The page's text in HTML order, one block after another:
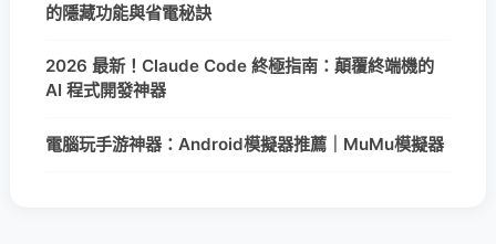
的隱藏功能與省電秘訣
2026 最新！Claude Code 終極指南：顛覆終端機的
AI 程式開發神器
電腦玩手游神器：Android模擬器推薦｜MuMu模擬器